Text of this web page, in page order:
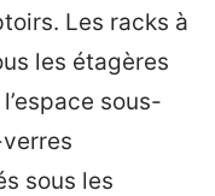
Les racks à
les étagères
sous-
sous les